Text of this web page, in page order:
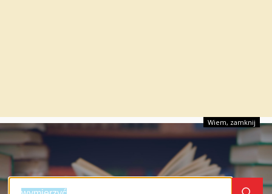
Wiem, zamknij